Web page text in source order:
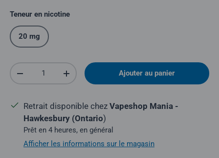
Teneur en nicotine
20 mg
Quantité
Réduire la quantitéAugmenter la quantitéAjouter au panier
Retrait disponible chez Vapeshop Mania -
Hawkesbury (Ontario)
Prêt en 4 heures, en général
Afficher les informations sur le magasin